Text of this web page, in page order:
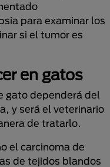
para examinar los
si el tumor es
en gatos
gato dependerá del
y será el veterinario
de tratarlo.
el carcinoma de
de tejidos blandos